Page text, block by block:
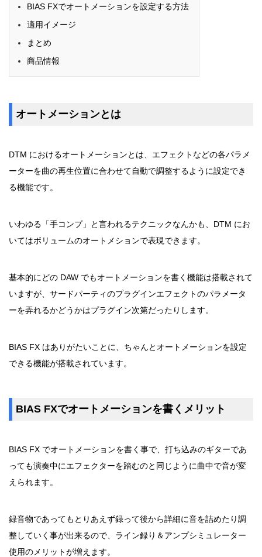
BIAS FXでオートメーションを設定する方法
適用イメージ
まとめ
商品情報
オートメーションとは
DTM におけるオートメーションとは、エフェクトなどの各パラメ
ーターを曲の再生位置に合わせて自動で調整するように設定でき
る機能です。
いわゆる「手コンプ」と言われるテクニックなんかも、DTM にお
いてはボリュームのオートメションで表現できます。
基本的にどの DAW でもオートメーションを書く機能は搭載されて
いますが、サードパーティのプラグインエフェクトのパラメータ
ーを弄れるかどうかはプラグイン次第だったりします。
BIAS FX はありがたいことに、ちゃんとオートメーションを設定
できる機能が搭載されています。
BIAS FXでオートメーションを書くメリット
BIAS FX でオートメーションを書く事で、打ち込みのギターであ
っても演奏中にエフェクターを踏むのと同じように曲中で音が変
えられます。
録音物であってもとりあえず録って後から詳細に音を詰めたり調
整していく事が出来るので、ライン録り＆アンプシミュレーター
使用のメリットが増えます。